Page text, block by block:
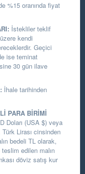
%15 oranında fiyat
İstekliler teklif
kendi
Geçici
ise teminat
30 gün ilave
İhale tarihinden
PARA BİRİMİ
Doları (USA $) veya
Lirası cinsinden
bedeli TL olarak,
edilen malın
döviz satış kur